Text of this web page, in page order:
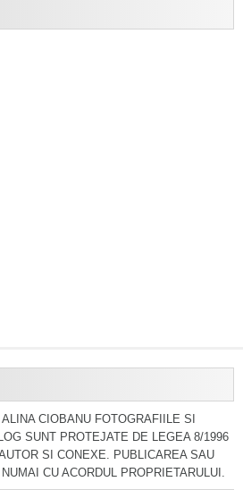
CIOBANU FOTOGRAFIILE SI
SUNT PROTEJATE DE LEGEA 8/1996
SI CONEXE. PUBLICAREA SAU
CU ACORDUL PROPRIETARULUI.